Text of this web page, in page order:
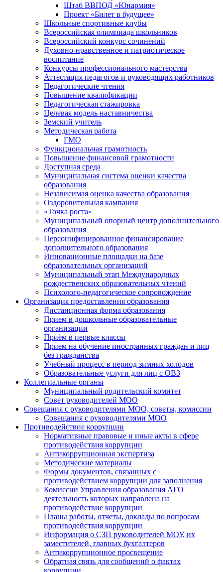
Штаб ВВПОД «Юнармия»
Проект «Билет в будущее»
Школьные спортивные клубы
Всероссийская олимпиада школьников
Всероссийский конкурс сочинений
Духовно-нравственное и патриотическое
воспитание
Конкурсы профессионального мастерства
Аттестация педагогов и руководящих работников
Педагогические чтения
Повышение квалификации
Педагогическая стажировка
Целевая модель наставничества
Земский учитель
Методическая работа
ГМО
Функциональная грамотность
Повышение финансовой грамотности
Доступная среда
Муниципальная система оценки качества
образования
Независимая оценка качества образования
Оздоровительная кампания
«Точка роста»
Муниципальный опорный центр дополнительного
образования
Персонифицированное финансирование
дополнительного образования
Инновационные площадки на базе
образовательных организаций
Муниципальный этап Международных
рождественских образовательных чтений
Психолого-педагогическое сопровождение
Организация предоставления образования
Дистанционная форма образования
Прием в дошкольные образовательные
организации
Приём в первые классы
Прием на обучение иностранных граждан и лиц
без гражданства
Учебный процесс в период зимних холодов
Образовательные услуги для лиц с ОВЗ
Коллегиальные органы
Муниципальный родительский комитет
Совет руководителей МОО
Совещания с руководителями МОО, советы, комиссии
Совещания с руководителями МОО
Противодействие коррупции
Нормативные правовые и иные акты в сфере
противодействия коррупции
Антикоррупционная экспертиза
Методические материалы
Формы документов, связанных с
противодействием коррупции для заполнения
Комиссии Управления образования АГО
деятельность которых направлена на
противодействие коррупции
Планы работы, отчеты, доклады по вопросам
противодействия коррупции
Информация о СЗП руководителей МОУ, их
заместителей, главных бухгалтеров
Антикоррупционное просвещение
Обратная связь для сообщений о фактах